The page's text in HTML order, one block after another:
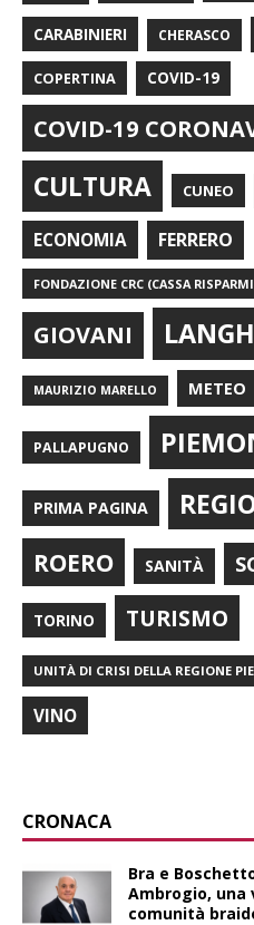
CARABINIERI CHERASCO
COPERTINA COVID-19
COVID-19
CULTURA CUNEO
ECONOMIA FERRERO
FONDAZIONE CRC (CASSA
GIOVANI
MAURIZIO MARELLO METEO
PALLAPUGNO
PRIMA PAGINA
ROERO SANITÀ
TORINO TURISMO
UNITÀ DI CRISI DELLA REGIONE
VINO
CRONACA
Bra e
Ambrogio,
comunità